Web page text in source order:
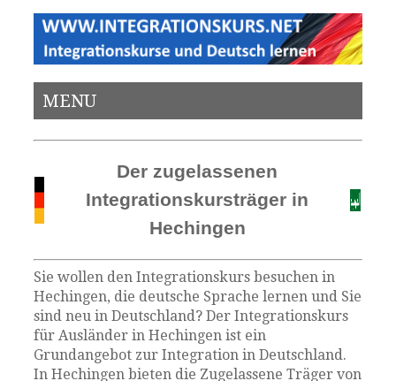
MENU
Der zugelassenen
Integrationskursträger in
Hechingen
Sie wollen den Integrationskurs besuchen in
Hechingen, die deutsche Sprache lernen und Sie
sind neu in Deutschland? Der Integrationskurs
für Ausländer in Hechingen ist ein
Grundangebot zur Integration in Deutschland.
In Hechingen bieten die Zugelassene Träger von